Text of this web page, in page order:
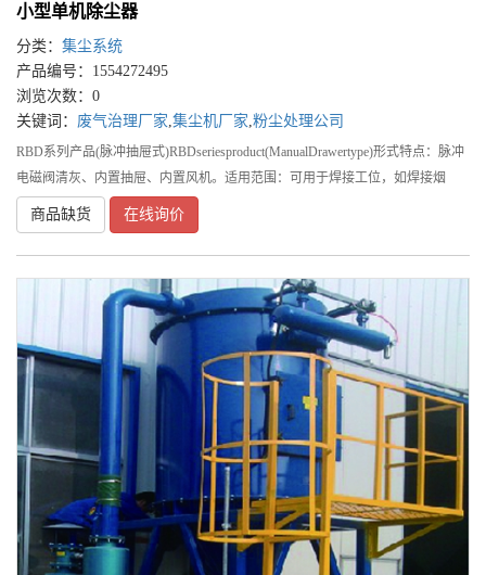
小型单机除尘器
分类： 集尘系统
产品编号：1554272495
浏览次数：0
关键词： 废气治理厂家 集尘机厂家 粉尘处理公司
RBD系列产品(脉冲抽屉式)RBDseriesproduct(ManualDrawertype)形式特点：脉冲
电磁阀清灰、内置抽屉、内置风机。适用范围：可用于焊接工位，如焊接烟
尘、镭射切割烟尘、磨边机、切割机、打磨等。F
商品缺货 在线询价